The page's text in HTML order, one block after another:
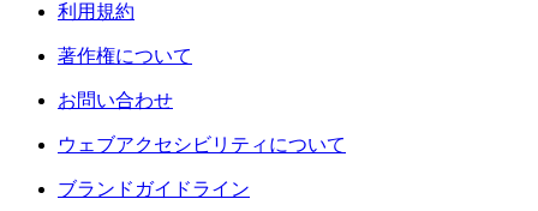
利用規約
著作権について
お問い合わせ
ウェブアクセシビリティについて
ブランドガイドライン